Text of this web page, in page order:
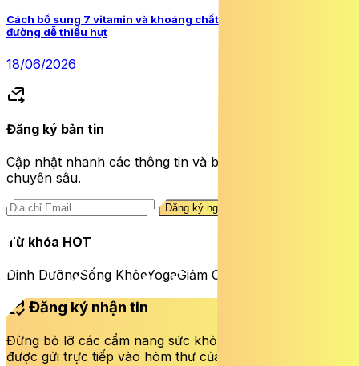
Cách bổ sung 7 vitamin và khoáng chất người mắc đái tháo
đường dễ thiếu hụt
18/06/2026
forward_to_inbox
Đăng ký bản tin
Cập nhật nhanh các thông tin và bài viết sức khỏe
chuyên sâu.
Đăng ký ngay
Từ khóa HOT
Dinh DưỡngSống KhỏeYogaGiảm Cân
mark_email_read Đăng ký nhận tin
Đừng bỏ lỡ các cẩm nang sức khỏe và bài viết mới nhất
được gửi trực tiếp vào hòm thư của bạn mỗi tuần.